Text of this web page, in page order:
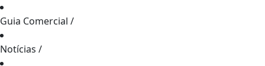
Guia Comercial /
Notícias /